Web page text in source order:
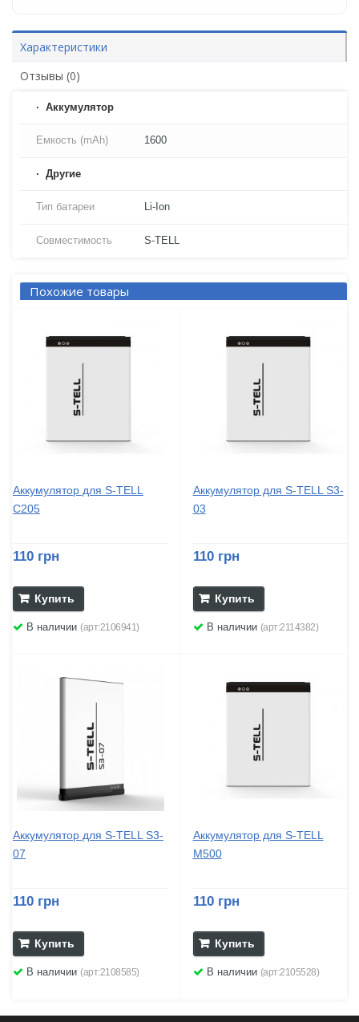
Характеристики
Отзывы (0)
Аккумулятор
Емкость (mAh) 1600
Другие
Тип батареи Li-Ion
Совместимость S-TELL
Похожие товары
Аккумулятор для S-TELL
C205
110 грн
Купить
В наличии (арт:2106941)
Аккумулятор для S-TELL S3-
03
110 грн
Купить
В наличии (арт:2114382)
Аккумулятор для S-TELL S3-
07
110 грн
Купить
В наличии (арт:2108585)
Аккумулятор для S-TELL
M500
110 грн
Купить
В наличии (арт:2105528)